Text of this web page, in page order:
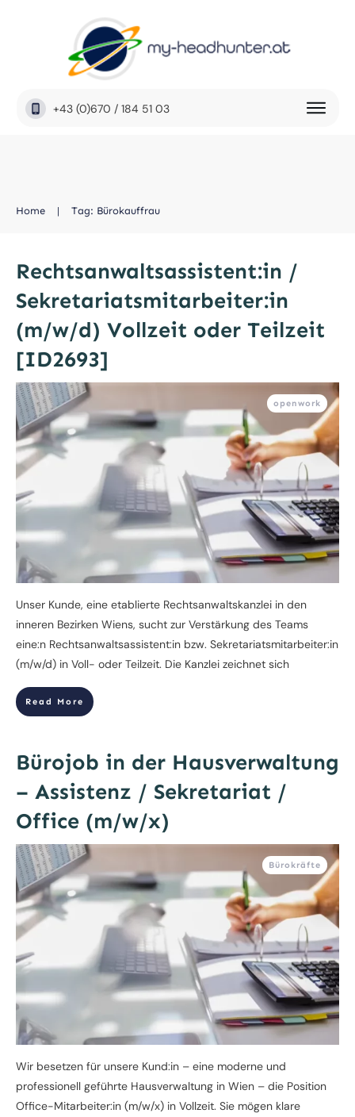
+43 (0)670 / 184 51 03
Home | Tag: Bürokauffrau
Rechtsanwaltsassistent:in /
Sekretariatsmitarbeiter:in
(m/w/d) Vollzeit oder Teilzeit
[ID2693]
openwork
Unser Kunde, eine etablierte Rechtsanwaltskanzlei in den
inneren Bezirken Wiens, sucht zur Verstärkung des Teams
eine:n Rechtsanwaltsassistent:in bzw. Sekretariatsmitarbeiter:in
(m/w/d) in Voll- oder Teilzeit. Die Kanzlei zeichnet sich
Read More
Bürojob in der Hausverwaltung
– Assistenz / Sekretariat /
Office (m/w/x)
Bürokräfte
Wir besetzen für unsere Kund:in – eine moderne und
professionell geführte Hausverwaltung in Wien – die Position
Office-Mitarbeiter:in (m/w/x) in Vollzeit. Sie mögen klare